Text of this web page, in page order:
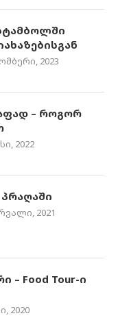
2023
– როგორ
2022
2021
– Food Tour-ი
2020